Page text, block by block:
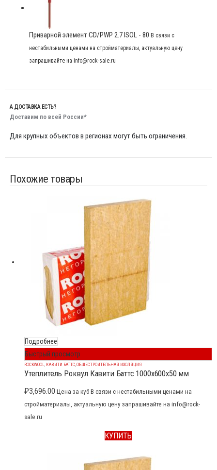
Приварной элемент CD/PWP 2.7 ISOL - 80 В связи с
нестабильными ценами на стройматериалы, актуальную цену
запрашивайте на info@rock-sale.ru
А ДОСТАВКА ЕСТЬ?
Доставим по всей России*
Для крупных объектов в регионах могут быть ограничения.
Похожие товары
Подробнее
Быстрый просмотр
ROCKWOOL КАВИТИ БАТТС ОБЩЕСТРОИТЕЛЬНАЯ ИЗОЛЯЦИЯ
Утеплитель Роквул Кавити Баттс 1000x600x50 мм
₽3,696.00 Цена за куб В связи с нестабильными ценами на
стройматериалы, актуальную цену запрашивайте на info@rock-
sale.ru
КУПИТЬ